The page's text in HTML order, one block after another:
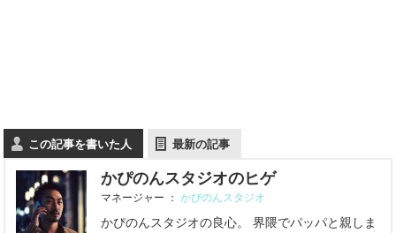
この記事を書いた人 最新の記事
かぴのんスタジオのヒゲ
マネージャー ：かぴのんスタジオ
かぴのんスタジオの良心。 界隈でパッパと親しま